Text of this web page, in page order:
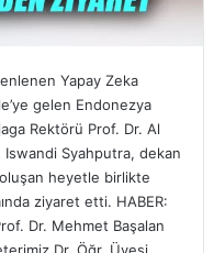
Yapay Zeka
gelen Endonezya
Rektörü Prof. Dr. Al
Iswandi Syahputra, dekan
heyetle birlikte
ziyaret etti. HABER:
Dr. Mehmet Başalan